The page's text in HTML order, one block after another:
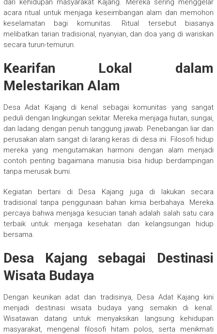
dari kehidupan masyarakat Kajang. Mereka sering menggelar
acara ritual untuk menjaga keseimbangan alam dan memohon
keselamatan bagi komunitas. Ritual tersebut biasanya
melibatkan tarian tradisional, nyanyian, dan doa yang di wariskan
secara turun-temurun.
Kearifan Lokal dalam
Melestarikan Alam
Desa Adat Kajang di kenal sebagai komunitas yang sangat
peduli dengan lingkungan sekitar. Mereka menjaga hutan, sungai,
dan ladang dengan penuh tanggung jawab. Penebangan liar dan
perusakan alam sangat di larang keras di desa ini. Filosofi hidup
mereka yang mengutamakan harmoni dengan alam menjadi
contoh penting bagaimana manusia bisa hidup berdampingan
tanpa merusak bumi.
Kegiatan bertani di Desa Kajang juga di lakukan secara
tradisional tanpa penggunaan bahan kimia berbahaya. Mereka
percaya bahwa menjaga kesucian tanah adalah salah satu cara
terbaik untuk menjaga kesehatan dan kelangsungan hidup
bersama.
Desa Kajang sebagai Destinasi
Wisata Budaya
Dengan keunikan adat dan tradisinya, Desa Adat Kajang kini
menjadi destinasi wisata budaya yang semakin di kenal.
Wisatawan datang untuk menyaksikan langsung kehidupan
masyarakat, mengenal filosofi hitam polos, serta menikmati